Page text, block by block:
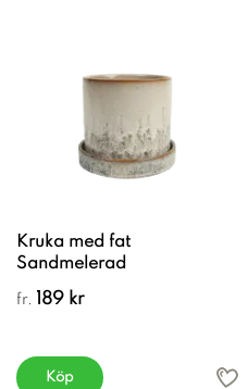
Kruka med fat
Sandmelerad
fr. 189 kr
Köp